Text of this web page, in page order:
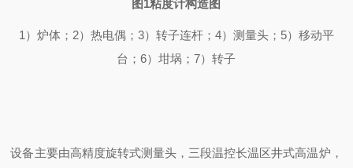
图1粘度计构造图
1 ）炉体； 2）热电偶； 3）转子连杆； 4）测量头； 5）移动平
台；6）坩埚；7）转子
设备主要由高精度旋转式测量头，三段温控长温区井式高温炉，